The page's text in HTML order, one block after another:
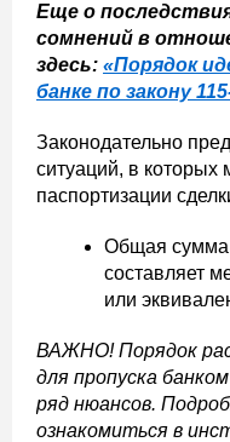
Еще о
сомнений в
здесь: «Порядок
банке по закону
Законодательно
ситуаций, в которых
паспортизации
Общая сумма
составляет
или
ВАЖНО! Порядок
для пропуска
ряд нюансов.
ознакомиться в